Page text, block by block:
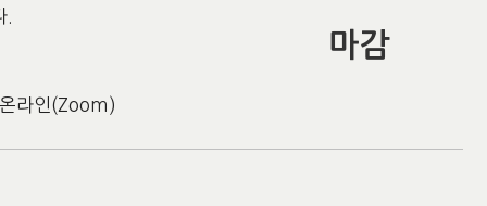
.
라인(Zoom)
마감